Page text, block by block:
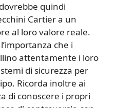
quindi
Cartier a un
al loro valore reale.
che i
attentamente i loro
di sicurezza per
Ricorda inoltre ai
di conoscere i propri